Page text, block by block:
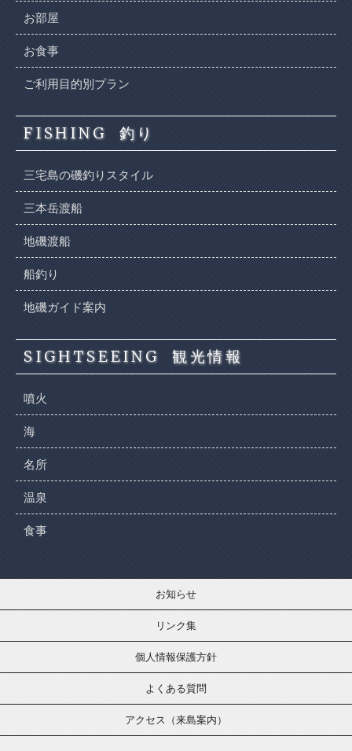
お部屋
お食事
ご利用目的別プラン
FISHING 釣り
三宅島の磯釣りスタイル
三本岳渡船
地磯渡船
船釣り
地磯ガイド案内
SIGHTSEEING 観光情報
噴火
海
名所
温泉
食事
お知らせ
リンク集
個人情報保護方針
よくある質問
アクセス（来島案内）